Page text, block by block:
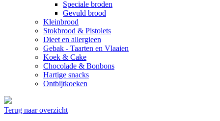
Speciale broden
Gevuld brood
Kleinbrood
Stokbrood & Pistolets
Dieet en allergieen
Gebak - Taarten en Vlaaien
Koek & Cake
Chocolade & Bonbons
Hartige snacks
Ontbijtkoeken
Terug naar overzicht